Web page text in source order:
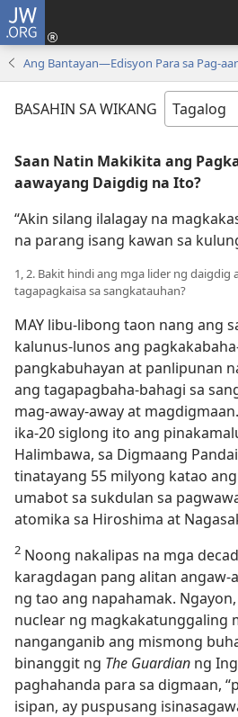
JW.ORG
BASAHIN SA WIKANG
Saan Natin Makikita ang
aawayang Daigdig na Ito?
“Akin silang ilalagay na
na parang isang kawan sa
1, 2. Bakit hindi ang mga lider ng daigdig
tagapagkaisa sa sangkatauhan?
MAY libu-libong taon nang ang
kalunus-lunos ang
pangkabuhayan at panlipunan
ang tagapagbaha-bahagi sa
mag-away-away at
ika-20 siglong ito ang
Halimbawa, sa Digmaang
tinatayang 55 milyong katao
umabot sa sukdulan sa
atomika sa Hiroshima at
2 Noong nakalipas na mga
karagdagan pang alitan angaw-
ng tao ang napahamak.
nuclear ng magkakatunggaling
nanganganib ang mismong
binanggit ng The Guardian ng
paghahanda para sa digmaan,
isipan, ay puspusang